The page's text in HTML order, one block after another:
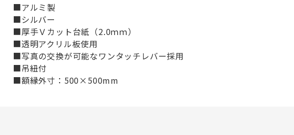
■アルミ製
■シルバー
■厚手Ｖカット台紙（2.0ｍｍ）
■透明アクリル板使用
■写真の交換が可能なワンタッチレバー採用
■吊紐付
■額縁外寸：500×500mm